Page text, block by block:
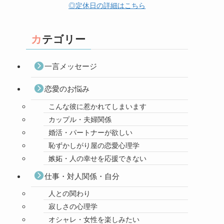
◎定休日の詳細はこちら
カテゴリー
一言メッセージ
恋愛のお悩み
こんな彼に惹かれてしまいます
カップル・夫婦関係
婚活・パートナーが欲しい
恥ずかしがり屋の恋愛心理学
嫉妬・人の幸せを応援できない
仕事・対人関係・自分
人との関わり
寂しさの心理学
オシャレ・女性を楽しみたい